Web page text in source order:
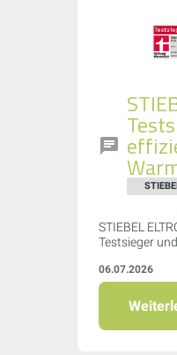
STIEBEL
Testsieger
(1,5) –
4,06) und
06.07.2026